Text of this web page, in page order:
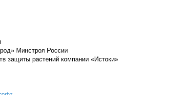
Минстроя России
защиты растений компании «Истоки»